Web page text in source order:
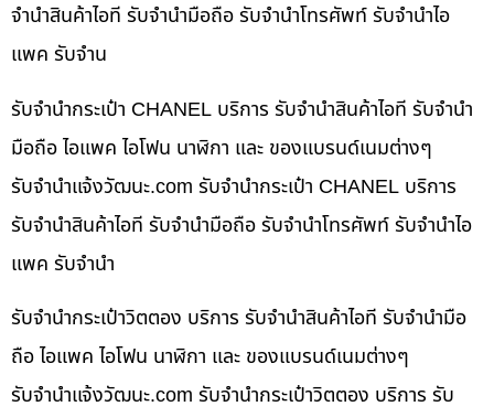
จำนำสินค้าไอที รับจำนำมือถือ รับจำนำโทรศัพท์ รับจำนำไอ
แพค รับจำน
รับจำนำกระเป๋า CHANEL บริการ รับจำนำสินค้าไอที รับจำนำ
มือถือ ไอแพค ไอโฟน นาฬิกา และ ของแบรนด์เนมต่างๆ
รับจํานําแจ้งวัฒนะ.com รับจำนำกระเป๋า CHANEL บริการ
รับจำนำสินค้าไอที รับจำนำมือถือ รับจำนำโทรศัพท์ รับจำนำไอ
แพค รับจำนำ
รับจำนำกระเป๋าวิตตอง บริการ รับจำนำสินค้าไอที รับจำนำมือ
ถือ ไอแพค ไอโฟน นาฬิกา และ ของแบรนด์เนมต่างๆ
รับจํานําแจ้งวัฒนะ.com รับจำนำกระเป๋าวิตตอง บริการ รับ